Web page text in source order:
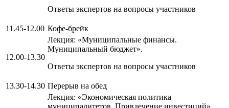
Ответы экспертов на вопросы участников
11.45-12.00 Кофе-брейк
12.00-13.30
Лекция: «Муниципальные финансы.
Муниципальный бюджет».
Ответы экспертов на вопросы участников
13.30-14.30 Перерыв на обед
Лекция: «Экономическая политика
муниципалитетов. Привлечение инвестиций».